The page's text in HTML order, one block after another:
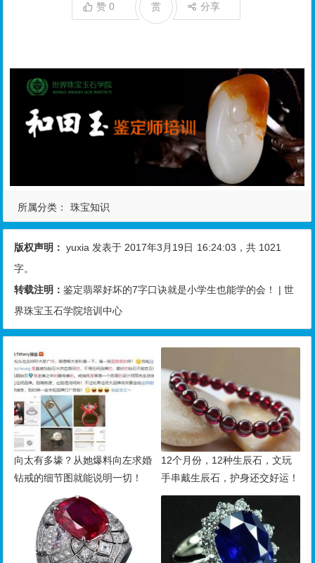
赞0 分享
赏
所属分类： 珠宝知识
版权声明： yuxia 发表于 2017年3月19日 16:24:03 ，共 1021
字。
转载注明：鉴定翡翠好坏的7字口诀就是小学生也能学的会！ | 世
界珠宝玉石学院培训中心
向太有多壕？从她爆料向左求婚
钻戒的细节图就能说明一切！
12个月份，12种生辰石，文玩
手串戴生辰石，护身还交好运！